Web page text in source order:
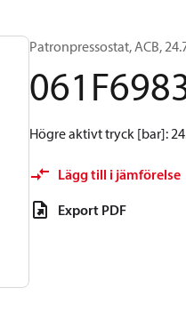
Patronpressostat, ACB,
Högre aktivt tryck [bar]:
Lägg till i jämförelse
Export PDF